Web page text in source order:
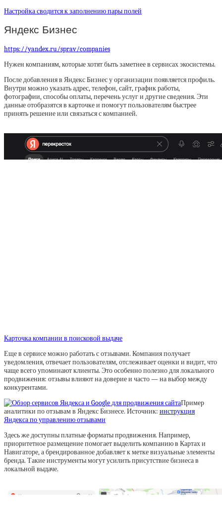
Настройка сводится к заполнению пары полей
Яндекс Бизнес
https://yandex.ru/sprav/companies
Нужен компаниям, которые хотят быть заметнее в сервисах экосистемы.
После добавления в Яндекс Бизнес у организации появляется профиль.
Внутри можно указать адрес, телефон, сайт, график работы,
фотографии, способы оплаты, перечень услуг и другие сведения. Эти
данные отобразятся в карточке и помогут пользователям быстрее
принять решение или связаться с компанией.
Карточка компании в поисковой выдаче
Еще в сервисе можно работать с отзывами. Компания получает
уведомления, отвечает пользователям, отслеживает оценки и видит, что
чаще всего упоминают клиенты. Это особенно полезно для локального
продвижения: отзывы влияют на доверие и часто — на выбор между
конкурентами.
Пример
аналитики по отзывам в Яндекс Бизнесе. Источник: инструкция
Яндекса по управлению отзывами
Здесь же доступны платные форматы продвижения. Например,
приоритетное размещение помогает выделить компанию в Картах и
Навигаторе, а брендированное добавляет к метке визуальные элементы
бренда. Такие инструменты могут усилить присутствие бизнеса в
локальной выдаче.